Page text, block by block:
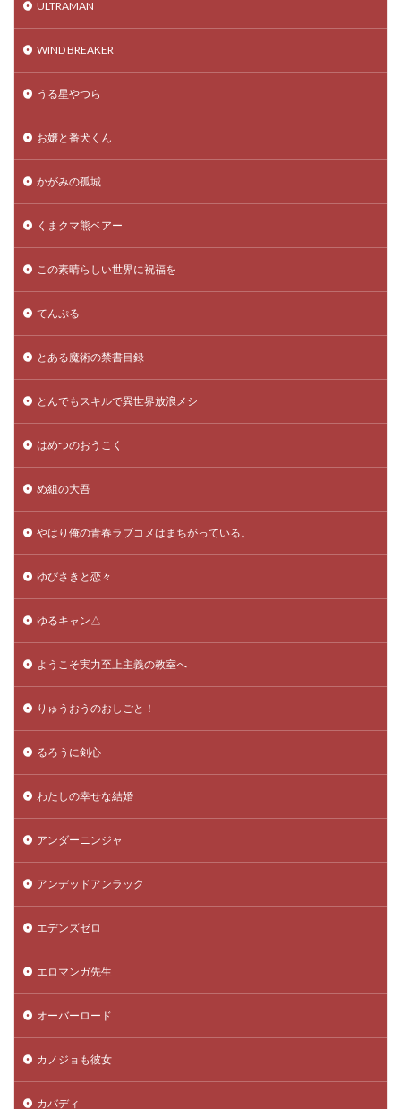
ULTRAMAN
WIND BREAKER
うる星やつら
お嬢と番犬くん
かがみの孤城
くまクマ熊ベアー
この素晴らしい世界に祝福を
てんぷる
とある魔術の禁書目録
とんでもスキルで異世界放浪メシ
はめつのおうこく
め組の大吾
やはり俺の青春ラブコメはまちがっている。
ゆびさきと恋々
ゆるキャン△
ようこそ実力至上主義の教室へ
りゅうおうのおしごと！
るろうに剣心
わたしの幸せな結婚
アンダーニンジャ
アンデッドアンラック
エデンズゼロ
エロマンガ先生
オーバーロード
カノジョも彼女
カバディ